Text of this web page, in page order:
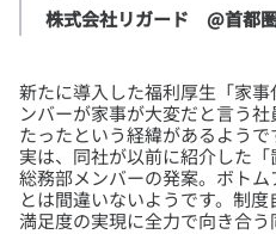
株式会社リガード　@首都
新たに導入した福利厚生「家
ンバーが家事が大変だと言う
たったという経緯があるようで
実は、同社が以前に紹介した「
総務部メンバーの発案。ボト
とは間違いないようです。制
満足度の実現に全力で向き合